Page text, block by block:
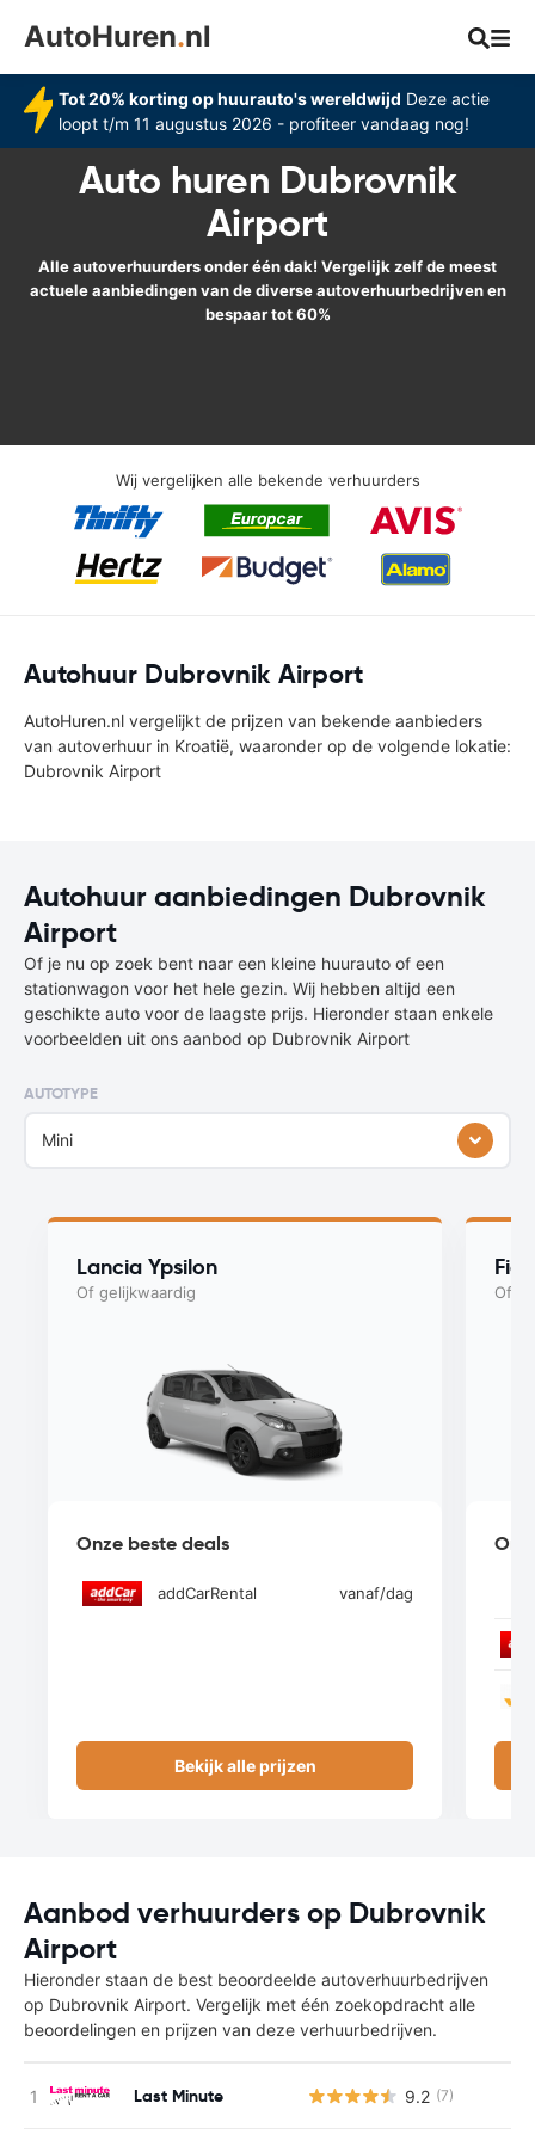
AutoHuren.nl
Tot 20% korting op huurauto's wereldwijd Deze actie
loopt t/m 11 augustus 2026 - profiteer vandaag nog!
Auto huren Dubrovnik
Airport
Alle autoverhuurders onder één dak! Vergelijk zelf de meest
actuele aanbiedingen van de diverse autoverhuurbedrijven en
bespaar tot 60%
Wij vergelijken alle bekende verhuurders
Autohuur Dubrovnik Airport
AutoHuren.nl vergelijkt de prijzen van bekende aanbieders
van autoverhuur in Kroatië, waaronder op de volgende lokatie:
Dubrovnik Airport
Autohuur aanbiedingen Dubrovnik
Airport
Of je nu op zoek bent naar een kleine huurauto of een
stationwagon voor het hele gezin. Wij hebben altijd een
geschikte auto voor de laagste prijs. Hieronder staan enkele
voorbeelden uit ons aanbod op Dubrovnik Airport
AUTOTYPE
Mini
Lancia Ypsilon
Of gelijkwaardig
Onze beste deals
addCarRental vanaf/dag
Bekijk alle prijzen
Of
Aanbod verhuurders op Dubrovnik
Airport
Hieronder staan de best beoordeelde autoverhuurbedrijven
op Dubrovnik Airport. Vergelijk met één zoekopdracht alle
beoordelingen en prijzen van deze verhuurbedrijven.
Last Minute 9.2 (7)